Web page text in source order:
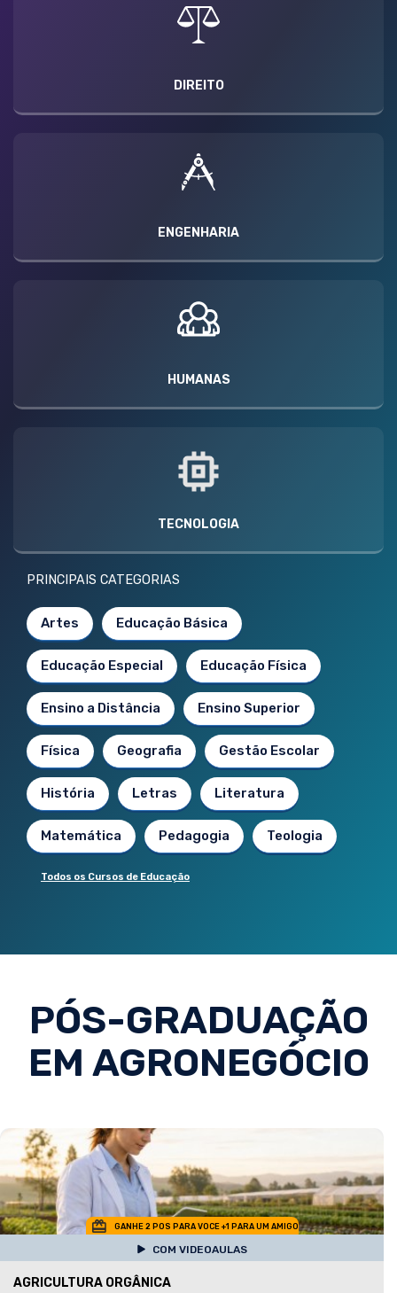
DIREITO
ENGENHARIA
HUMANAS
TECNOLOGIA
PRINCIPAIS CATEGORIAS
Artes Educação Básica
Educação Especial Educação Física
Ensino a Distância Ensino Superior
Física Geografia Gestão Escolar
História Letras Literatura
Matemática Pedagogia Teologia
Todos os Cursos de Educação
PÓS-GRADUAÇÃO
EM AGRONEGÓCIO
GANHE 2 POS PARA VOCE +1 PARA UM AMIGO
COM VIDEOAULAS
AGRICULTURA ORGÂNICA